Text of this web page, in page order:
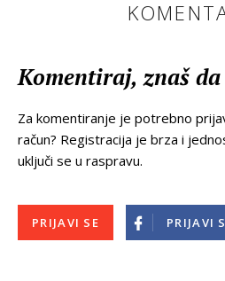
Komentiraj, znaš
Za komentiranje je potrebno
račun? Registracija je brza i
uključi se u raspravu.
PRIJAVI SE PRIJAVI